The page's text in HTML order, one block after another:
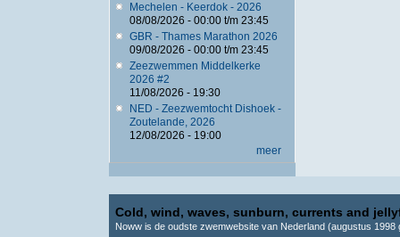
Mechelen - Keerdok - 2026
08/08/2026 - 00:00t/m 23:45
GBR - Thames Marathon 2026
09/08/2026 - 00:00t/m 23:45
Zeezwemmen Middelkerke
2026 #2
11/08/2026 - 19:30
NED - Zeezwemtocht Dishoek -
Zoutelande, 2026
12/08/2026 - 19:00
meer
Cold, wind, waves, sunburn, currents and
Noww is de oudste zwemwebsite van Nederland (augustus 1998